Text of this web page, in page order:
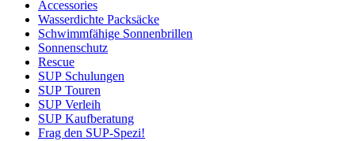
Accessories
Wasserdichte Packsäcke
Schwimmfähige Sonnenbrillen
Sonnenschutz
Rescue
SUP Schulungen
SUP Touren
SUP Verleih
SUP Kaufberatung
Frag den SUP-Spezi!